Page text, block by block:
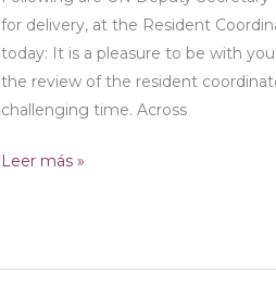
for delivery, at the Resident
today: It is a pleasure to be with
the review of the resident
challenging time. Across
to
Consultation
on
Resident
System
Leer más »